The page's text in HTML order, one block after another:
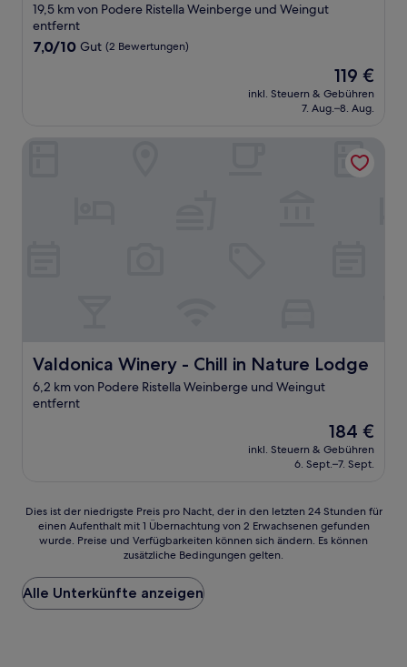
19,5 km von Podere Ristella Weinberge und Weingut
entfernt
7.0
7,0/10 Gut (2 Bewertungen)
Der
Preis
beträgt
119 €
inkl. Steuern & Gebühren
7. Aug.–8. Aug.
Valdonica Winery - Chill in Nature Lodge
Valdonica Winery - Chill in Nature Lodge
6,2 km von Podere Ristella Weinberge und Weingut
entfernt
Der
Preis
beträgt
184 €
inkl. Steuern & Gebühren
6. Sept.–7. Sept.
Dies
der
Preis
pro
Nacht,
Dies ist der niedrigste Preis pro Nacht, der in den letzten 24 Stunden für
einen Aufenthalt mit 1 Übernachtung von 2 Erwachsenen gefunden
wurde. Preise und Verfügbarkeiten können sich ändern. Es können
zusätzliche Bedingungen gelten.
Alle Unterkünfte anzeigen